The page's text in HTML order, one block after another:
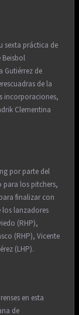
sexta práctica de
Beisbol
Gutiérrez de
de la
incorporaciones,
Clementina
por parte del
los pitchers,
finalizar con
los lanzadores
(RHP),
(RHP), Vicente
(LHP).
en esta
de